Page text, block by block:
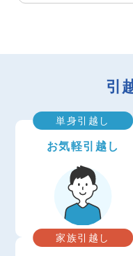
引
単身引越し
お気軽引越し
家族引越し